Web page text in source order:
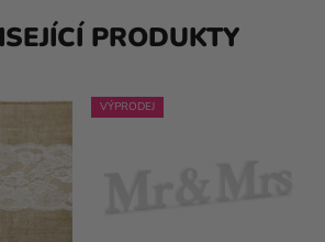
PRODUKTY
VÝPRODEJ